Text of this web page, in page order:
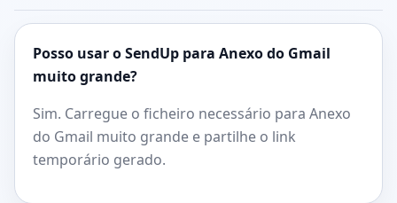
Posso usar o SendUp para Anexo do Gmail
muito grande?
Sim. Carregue o ficheiro necessário para Anexo
do Gmail muito grande e partilhe o link
temporário gerado.